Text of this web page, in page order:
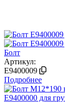
Болт
Артикул:
E9400009
Подробнее